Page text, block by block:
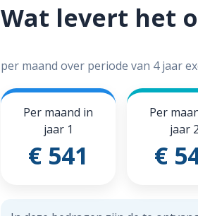
Wat levert het
per maand over periode van 4 jaar
Per maand in
jaar 1
€ 541
Per
jaar 2
€